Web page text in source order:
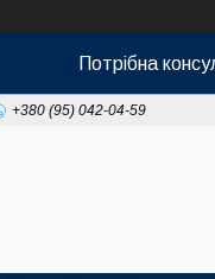
Потрібна
+380 (95) 042-04-59